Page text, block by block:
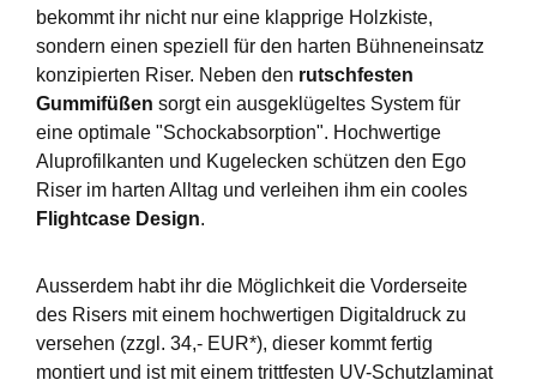
bekommt ihr nicht nur eine klapprige Holzkiste,
sondern einen speziell für den harten Bühneneinsatz
konzipierten Riser. Neben den rutschfesten
Gummifüßen sorgt ein ausgeklügeltes System für
eine optimale "Schockabsorption". Hochwertige
Aluprofilkanten und Kugelecken schützen den Ego
Riser im harten Alltag und verleihen ihm ein cooles
Flightcase Design.
Ausserdem habt ihr die Möglichkeit die Vorderseite
des Risers mit einem hochwertigen Digitaldruck zu
versehen (zzgl. 34,- EUR*), dieser kommt fertig
montiert und ist mit einem trittfesten UV-Schutzlaminat